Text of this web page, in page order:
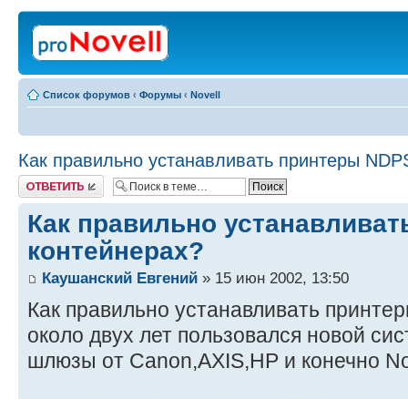
Список форумов ‹ Форумы ‹ Novell
Как правильно устанавливать принтеры
Ответить
Как правильно
контейнерах?
Каушанский Евгений » 15 июн 2002, 13:50
Как правильно устанавливать
около двух лет пользовался новой
шлюзы от Canon,AXIS,HP и конечно